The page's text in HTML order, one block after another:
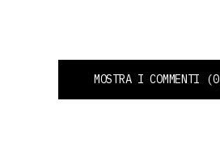
MOSTRA I COMMENTI